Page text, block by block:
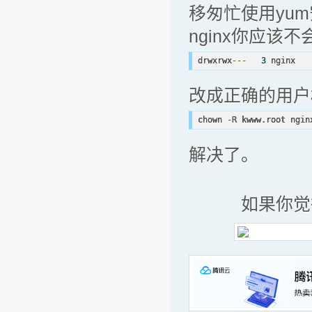
移匆忙使用
nginx你应该不
drwxrwx--- 3
改成正确的用
chown - R kwww. root
解决了。
如果你